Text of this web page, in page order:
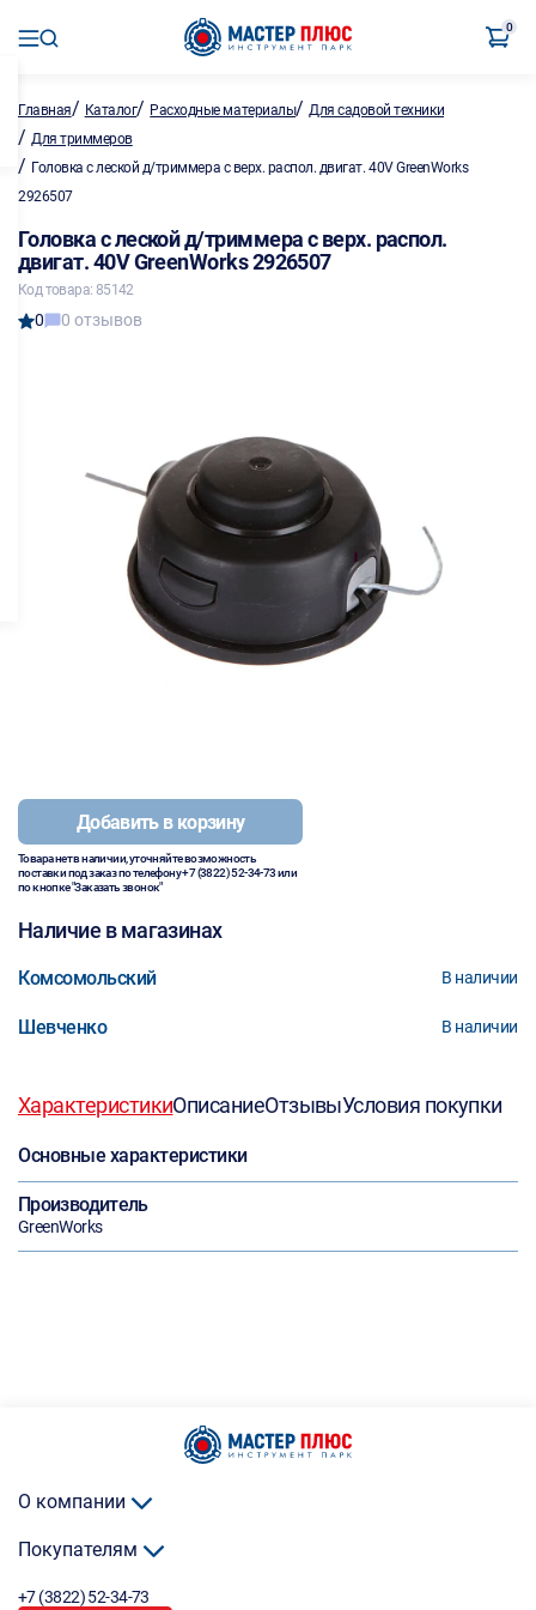
0
Главная/ Каталог/ Расходные материалы/Для садовой техники
/ Для триммеров
/ Головка с леской д/триммера с верх. распол. двигат. 40V GreenWorks
2926507
Головка с леской д/триммера с верх. распол.
двигат. 40V GreenWorks 2926507
Код товара: 85142
0 0 отзывов
Добавить в корзину
Товара нет в наличии, уточняйте возможность
поставки под заказ по телефону+7 (3822) 52-34-73или
по кнопке "Заказать звонок"
Наличие в магазинах
Комсомольский В наличии
Шевченко В наличии
ХарактеристикиОписаниеОтзывыУсловия покупки
Основные характеристики
Производитель
GreenWorks
О компании
Покупателям
+7 (3822) 52-34-73